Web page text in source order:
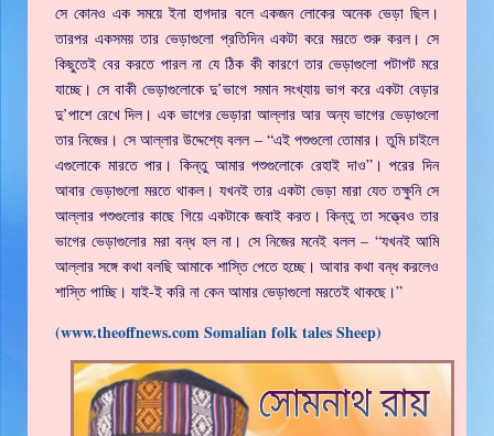
সে কোনও এক সময়ে ইনা হাগদার বলে একজন লোকের অনেক ভেড়া ছিল।
তারপর একসময় তার ভেড়াগুলো প্রতিদিন একটা করে মরতে শুরু করল। সে
কিছুতেই বের করতে পারল না যে ঠিক কী কারণে তার ভেড়াগুলো পটাপট মরে
যাচ্ছে। সে বাকী ভেড়াগুলোকে দু’ভাগে সমান সংখ্যায় ভাগ করে একটা বেড়ার
দু’পাশে রেখে দিল। এক ভাগের ভেড়ারা আল্লার আর অন্য ভাগের ভেড়াগুলো
তার নিজের। সে আল্লার উদ্দেশ্যে বলল – “এই পশুগুলো তোমার। তুমি চাইলে
এগুলোকে মারতে পার। কিন্তু আমার পশুগুলোকে রেহাই দাও”। পরের দিন
আবার ভেড়াগুলো মরতে থাকল। যখনই তার একটা ভেড়া মারা যেত তক্ষুনি সে
আল্লার পশুগুলোর কাছে গিয়ে একটাকে জবাই করত। কিন্তু তা সত্ত্বেও তার
ভাগের ভেড়াগুলোর মরা বন্ধ হল না। সে নিজের মনেই বলল – “যখনই আমি
আল্লার সঙ্গে কথা বলছি আমাকে শাস্তি পেতে হচ্ছে। আবার কথা বন্ধ করলেও
শাস্তি পাচ্ছি। যাই-ই করি না কেন আমার ভেড়াগুলো মরতেই থাকছে।”
(www.theoffnews.com Somalian folk tales Sheep)